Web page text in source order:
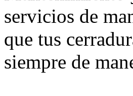
servicios de
que tus
siempre de